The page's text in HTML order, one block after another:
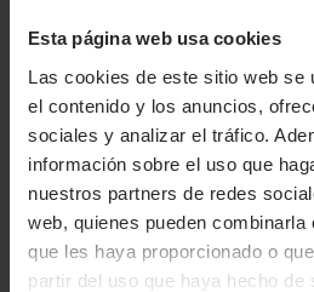
Esta página web usa cookies
Las cookies de este sitio web se
el contenido y los anuncios,
sociales y analizar el tráfico.
información sobre el uso que
nuestros partners de redes
web, quienes pueden combinarla
que les haya proporcionado o
partir del uso que haya hecho de